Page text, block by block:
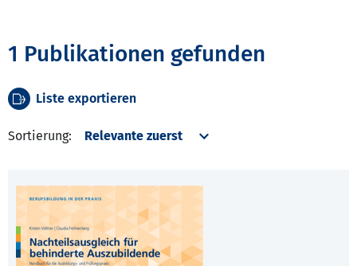
1 Publikationen gefunden
Liste exportieren
Sortierung: